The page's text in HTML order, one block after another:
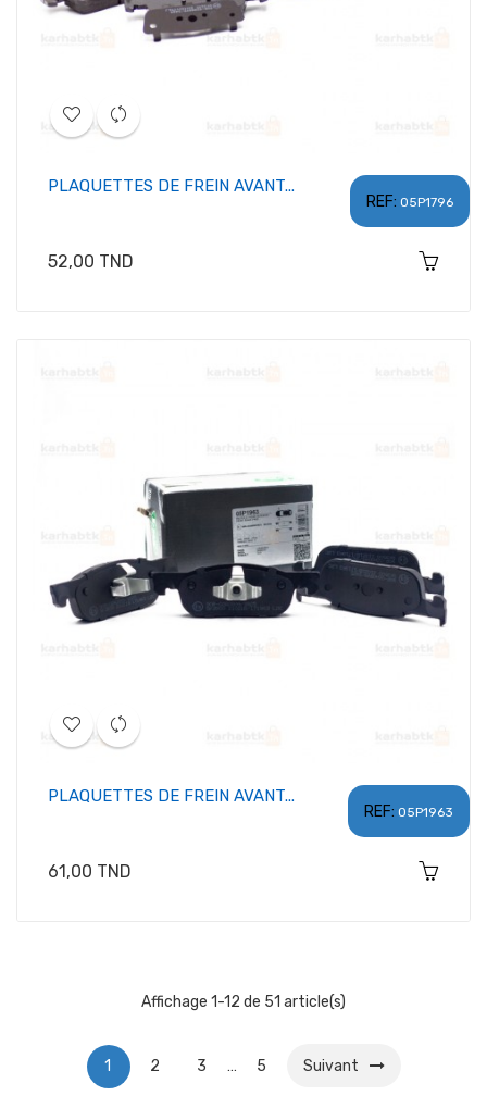
REF: 05P1796
PLAQUETTES DE FREIN AVANT...
Prix
52,00 TND
REF: 05P1963
PLAQUETTES DE FREIN AVANT...
Prix
61,00 TND
Affichage 1-12 de 51 article(s)
1 2 3 … 5 Suivant